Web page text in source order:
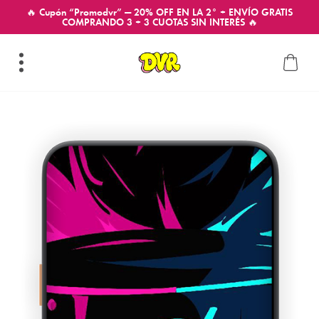
🔥 Cupón “Promodvr” — 20% OFF EN LA 2° + ENVÍO GRATIS
COMPRANDO 3 + 3 CUOTAS SIN INTERÉS 🔥